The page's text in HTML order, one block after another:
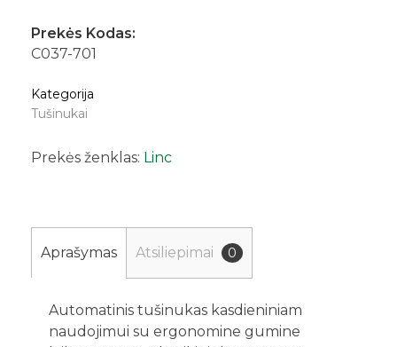
Prekės Kodas:
C037-701
Kategorija
Tušinukai
Prekės ženklas: Linc
Aprašymas Atsiliepimai 0
Automatinis tušinukas kasdieniniam
naudojimui su ergonomine gumine